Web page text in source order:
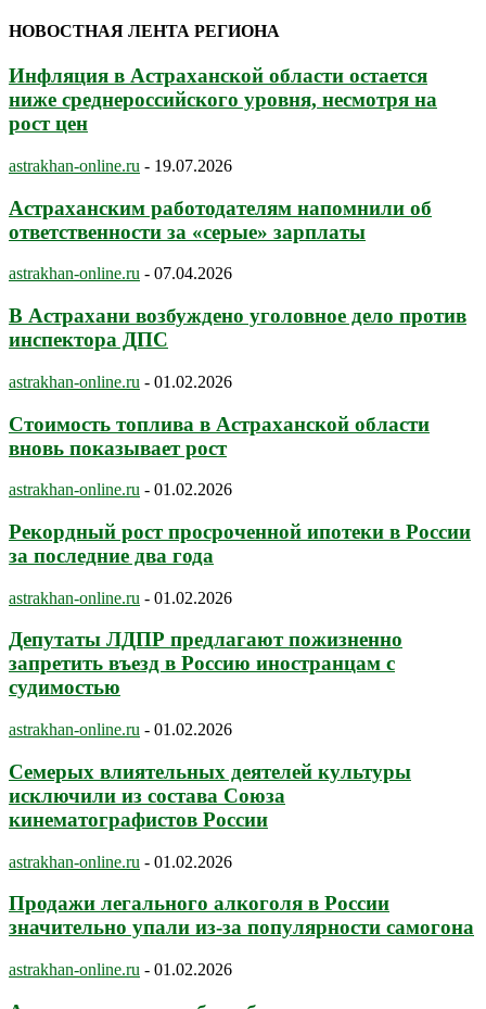
НОВОСТНАЯ ЛЕНТА РЕГИОНА
Инфляция в Астраханской области остается
ниже среднероссийского уровня, несмотря на
рост цен
astrakhan-online.ru - 19.07.2026
Астраханским работодателям напомнили об
ответственности за «серые» зарплаты
astrakhan-online.ru - 07.04.2026
В Астрахани возбуждено уголовное дело против
инспектора ДПС
astrakhan-online.ru - 01.02.2026
Стоимость топлива в Астраханской области
вновь показывает рост
astrakhan-online.ru - 01.02.2026
Рекордный рост просроченной ипотеки в России
за последние два года
astrakhan-online.ru - 01.02.2026
Депутаты ЛДПР предлагают пожизненно
запретить въезд в Россию иностранцам с
судимостью
astrakhan-online.ru - 01.02.2026
Семерых влиятельных деятелей культуры
исключили из состава Союза
кинематографистов России
astrakhan-online.ru - 01.02.2026
Продажи легального алкоголя в России
значительно упали из-за популярности самогона
astrakhan-online.ru - 01.02.2026